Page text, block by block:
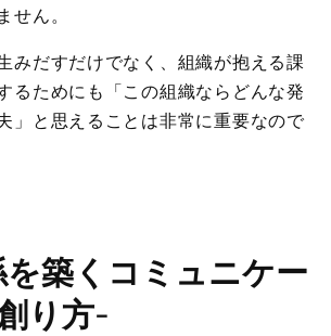
せん。
みだすだけでなく、組織が抱える課
るためにも「この組織ならどんな発
」と思えることは非常に重要なので
築くコミュニケー
り方-